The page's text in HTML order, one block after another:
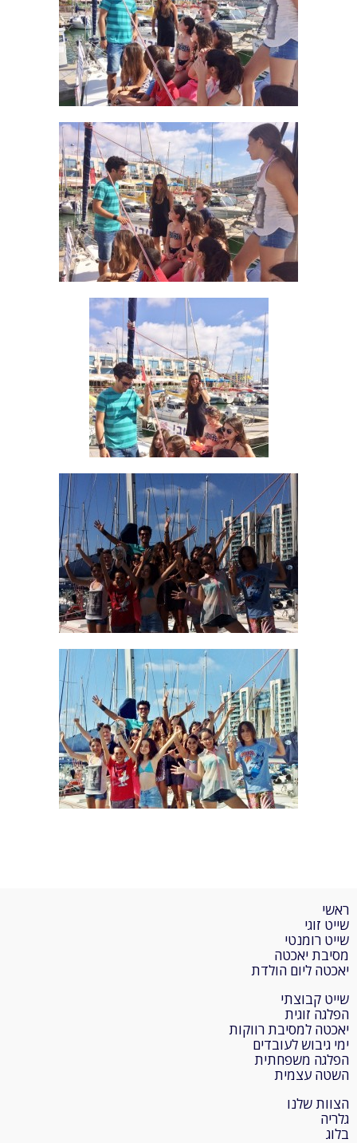
ראשי
שייט זוגי
שייט רומנטי
מסיבת יאכטה
יאכטה ליום הולדת
שייט קבוצתי
הפלגה זוגית
יאכטה למסיבת רווקות
ימי גיבוש לעובדים
הפלגה משפחתית
השטה עצמית
הצוות שלנו
גלריה
בלוג